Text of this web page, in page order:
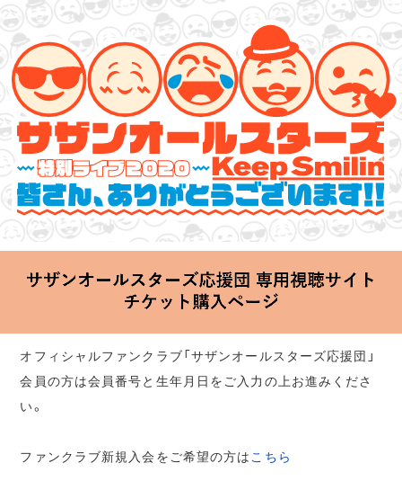
サザンオールスターズ 特別ライブ 2020
「Keep Smilin’～皆さん、ありがとうございます!!～」
2020.06.25 Thu 20:00 Start at 横浜アリーナ
オフィシャルファンクラブ「サザンオールスターズ応援団」
会員の方は会員番号と生年月日をご入力の上お進みくださ
い。
ファンクラブ新規入会をご希望の方は こちら